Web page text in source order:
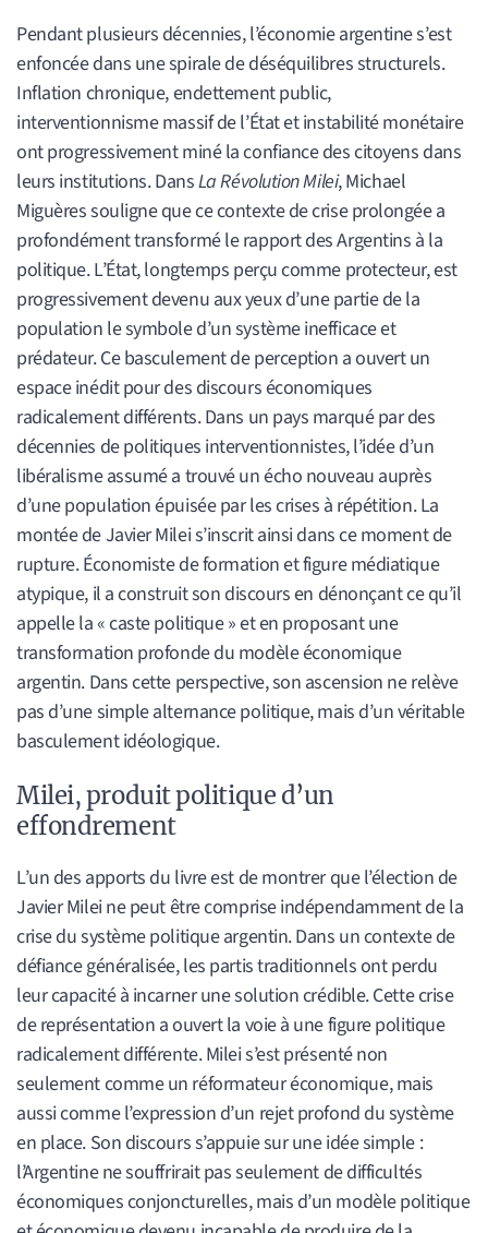
Pendant plusieurs décennies, l’économie argentine s’est
enfoncée dans une spirale de déséquilibres structurels.
Inflation chronique, endettement public,
interventionnisme massif de l’État et instabilité monétaire
ont progressivement miné la confiance des citoyens dans
leurs institutions. DansLa Révolution Milei, Michael
Miguères souligne que ce contexte de crise prolongée a
profondément transformé le rapport des Argentins à la
politique. L’État, longtemps perçu comme protecteur, est
progressivement devenu aux yeux d’une partie de la
population le symbole d’un système inefficace et
prédateur. Ce basculement de perception a ouvert un
espace inédit pour des discours économiques
radicalement différents. Dans un pays marqué par des
décennies de politiques interventionnistes, l’idée d’un
libéralisme assumé a trouvé un écho nouveau auprès
d’une population épuisée par les crises à répétition. La
montée de Javier Milei s’inscrit ainsi dans ce moment de
rupture. Économiste de formation et figure médiatique
atypique, il a construit son discours en dénonçant ce qu’il
appelle la « caste politique » et en proposant une
transformation profonde du modèle économique
argentin. Dans cette perspective, son ascension ne relève
pas d’une simple alternance politique, mais d’un véritable
basculement idéologique.
Milei, produit politique d’un
effondrement
L’un des apports du livre est de montrer que l’élection de
Javier Milei ne peut être comprise indépendamment de la
crise du système politique argentin. Dans un contexte de
défiance généralisée, les partis traditionnels ont perdu
leur capacité à incarner une solution crédible. Cette crise
de représentation a ouvert la voie à une figure politique
radicalement différente. Milei s’est présenté non
seulement comme un réformateur économique, mais
aussi comme l’expression d’un rejet profond du système
en place. Son discours s’appuie sur une idée simple :
l’Argentine ne souffrirait pas seulement de difficultés
économiques conjoncturelles, mais d’un modèle politique